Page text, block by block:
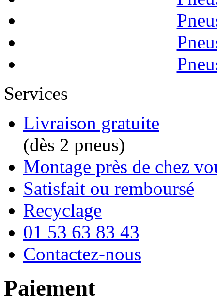
Services
Livraison gratuite
(dès 2 pneus)
Montage près de chez
Satisfait ou remboursé
Recyclage
01 53 63 83 43
Contactez-nous
Paiement